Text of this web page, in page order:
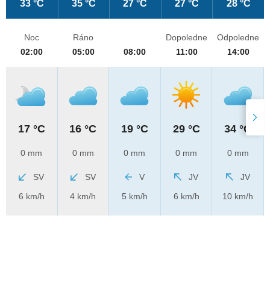
33 °C 35 °C 27 °C 27 °C 28 °C
Noc
02:00
17 °C
0 mm
SV
6 km/h
Ráno
05:00
16 °C
0 mm
SV
4 km/h
08:00
19 °C
0 mm
V
5 km/h
Dopoledne
11:00
29 °C
0 mm
JV
6 km/h
Odpoledne
14:00
34 °C
0 mm
JV
10 km/h